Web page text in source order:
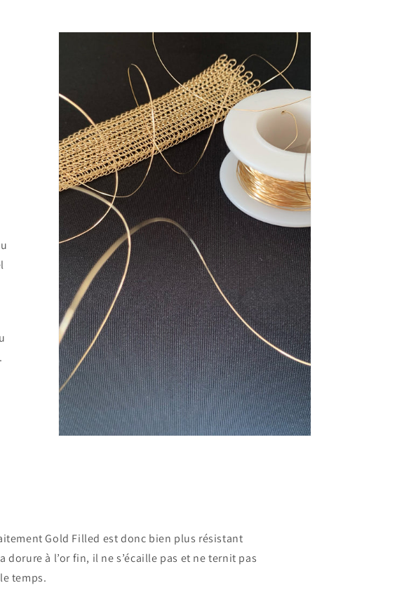
Gold Filled est donc bien plus résistant
dorure à l’or fin, il ne s’écaille pas et ne ternit pas
temps.